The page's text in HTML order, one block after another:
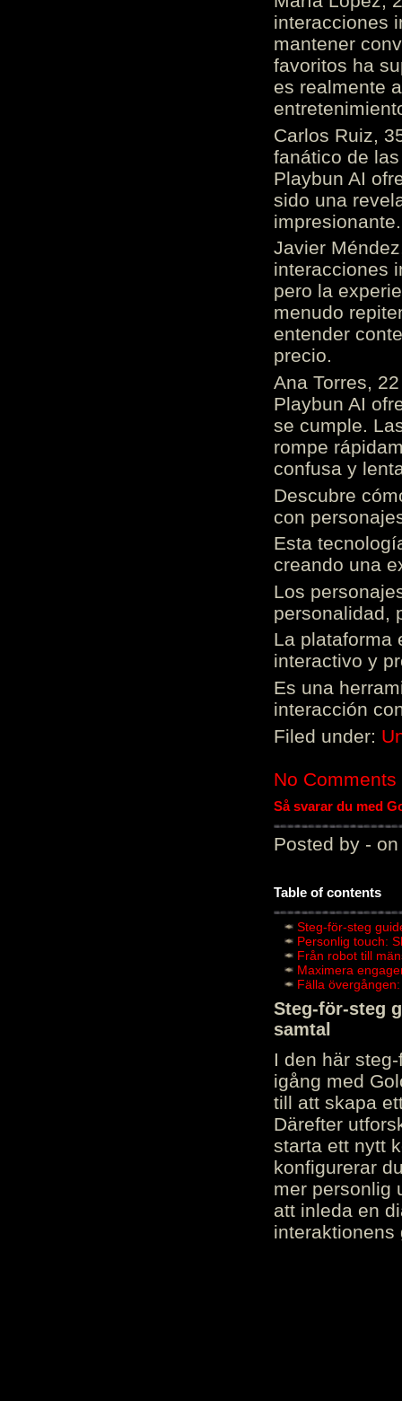
interacciones
mantener
favoritos ha
es realmente
Carlos Ruiz,
fanático de
Playbun AI
sido una
Javier
interacciones
pero la
menudo
entender
precio.
Ana Torres,
Playbun AI
se cumple.
rompe
confusa y
Descubre
con
Esta
creando una
Los
personalidad,
La plataforma
interactivo y
Es una
interacción
Filed under:
No Comments
Så svarar du med
Posted by - on
Table of contents
Steg-för-steg
Personlig touch:
Från robot till
Maximera
Fälla
Steg-för-steg
samtal
I den här
igång med
till att skapa
Därefter
starta ett nytt
konfigurerar
mer personlig
att inleda en
interaktionens